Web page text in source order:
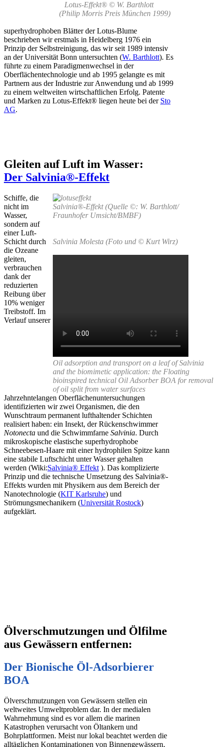
Lotus-Effekt® © W. Barthlott
(Philip Morris Preis München 1999)
superhydrophoben Blätter der Lotus-Blume
beschrieben wir erstmals in Heidelberg 1976 ein
Prinzip der Selbstreinigung, das wir seit 1989 intensiv
an der Universität Bonn untersuchten (W. Barthlott). Es
führte zu einem Paradigmenwechsel in der
Oberflächentechnologie und ab 1995 gelangte es mit
Partnern aus der Industrie zur Anwendung und ab 1999
zu einem weltweiten wirtschaftlichen Erfolg. Patente
und Marken zu Lotus-Effekt® liegen heute bei der Sto
AG.
Gleiten auf Luft im Wasser:
Der Salvinia®-Effekt
Salvinia®-Effekt (Quelle ©: W. Barthlott/
Fraunhofer Umsicht/BMBF)
Salvinia Molesta (Foto und © Kurt Wirz)
Oil adsorption and transport on a leaf of Salvinia
and the biomimetic application: the Floating
bioinspired technical Oil Adsorber BOA for removal
of oil split from water surfaces
Schiffe, die
nicht im
Wasser,
sondern auf
einer Luft-
Schicht durch
die Ozeane
gleiten,
verbrauchen
dank der
reduzierten
Reibung über
10% weniger
Treibstoff. Im
Verlauf unserer
Jahrzehntelangen Oberflächenuntersuchungen
identifizierten wir zwei Organismen, die den
Wunschtraum permanent lufthaltender Schichten
realisiert haben: ein Insekt, der Rückenschwimmer
Notonecta und die Schwimmfarne Salvinia. Durch
mikroskopische elastische superhydrophobe
Schneebesen-Haare mit einer hydrophilen Spitze kann
eine stabile Luftschicht unter Wasser gehalten
werden (Wiki:Salvinia® Effekt ). Das komplizierte
Prinzip und die technische Umsetzung des Salvinia®-
Effekts wurden mit Physikern aus dem Bereich der
Nanotechnologie (KIT Karlsruhe) und
Strömungsmechanikern (Universität Rostock)
aufgeklärt.
Ölverschmutzungen und Ölfilme
aus Gewässern entfernen:
Der Bionische Öl-Adsorbierer
BOA
Ölverschmutzungen von Gewässern stellen ein
weltweites Umweltproblem dar. In der medialen
Wahrnehmung sind es vor allem die marinen
Katastrophen verursacht von Öltankern und
Bohrplattformen. Meist nur lokal beachtet werden die
alltäglichen Kontaminationen von Binnengewässern,